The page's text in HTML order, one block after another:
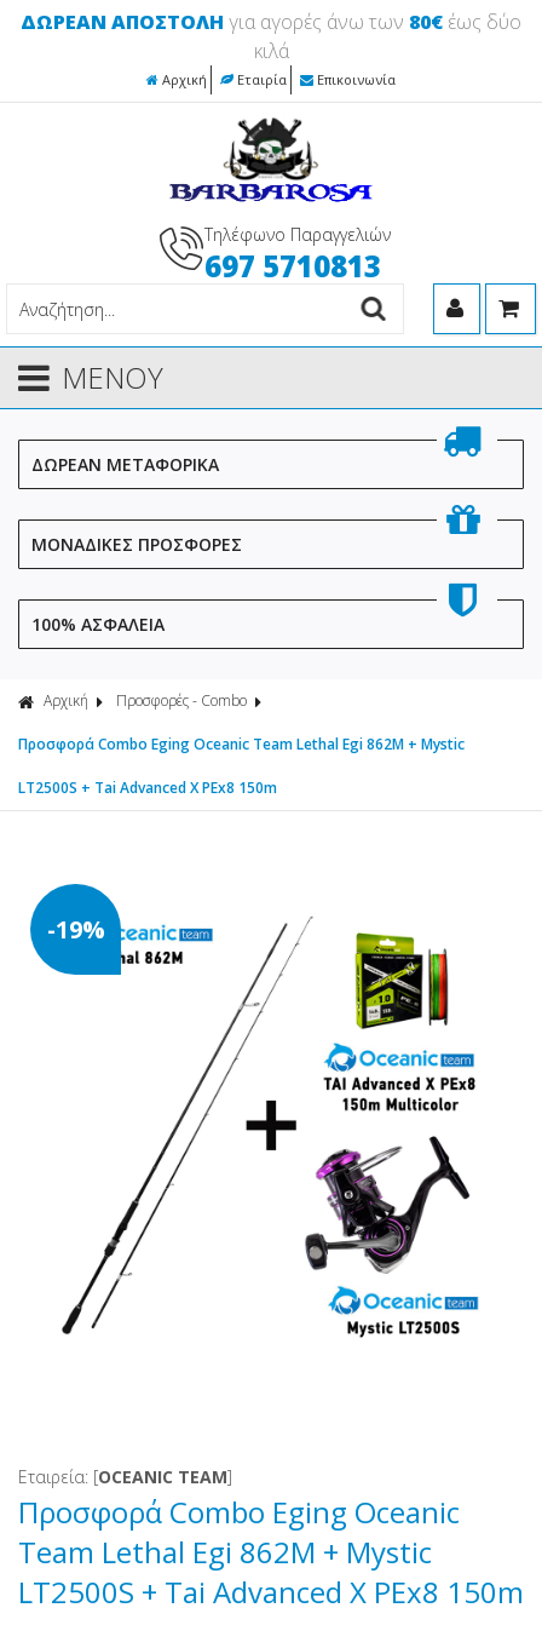
ΔΩΡΕΑΝ ΑΠΟΣΤΟΛΗ για αγορές άνω των 80€ έως δύο
κιλά
Αρχική Εταιρία Επικοινωνία
Τηλέφωνο Παραγγελιών
697 5710813
ΜΕΝΟΥ
ΔΩΡΕΑΝ ΜΕΤΑΦΟΡΙΚΑ
ΜΟΝΑΔΙΚΕΣ ΠΡΟΣΦΟΡΕΣ
100% ΑΣΦΑΛΕΙΑ
Αρχική Προσφορές - Combo
Προσφορά Combo Eging Oceanic Team Lethal Egi 862M + Mystic
LT2500S + Tai Advanced X PEx8 150m
-19%
Εταιρεία: [OCEANIC TEAM]
Προσφορά Combo Eging Oceanic
Team Lethal Egi 862M + Mystic
LT2500S + Tai Advanced X PEx8 150m